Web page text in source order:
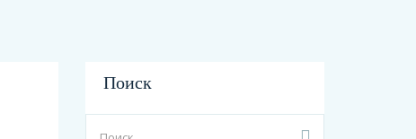
Поиск